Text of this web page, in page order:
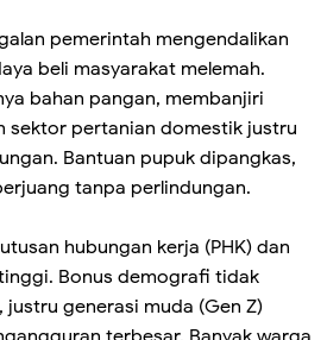
pemerintah mengendalikan
beli masyarakat melemah.
bahan pangan, membanjiri
sektor pertanian domestik justru
Bantuan pupuk dipangkas,
tanpa perlindungan.
hubungan kerja (PHK) dan
Bonus demografi tidak
generasi muda (Gen Z)